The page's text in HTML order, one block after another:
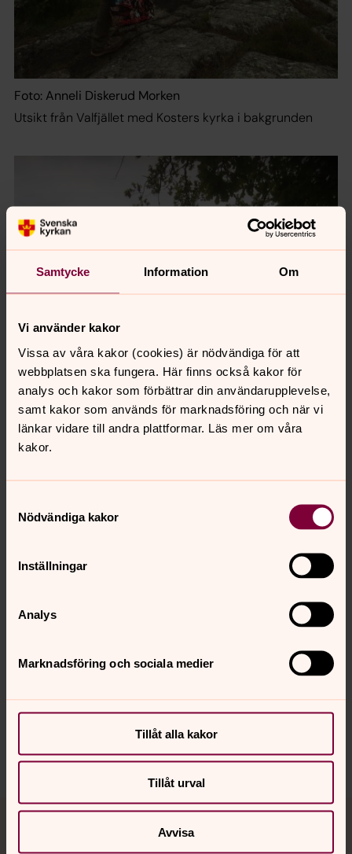
Samtycke Information Om
Vi använder kakor
Vissa av våra kakor (cookies) är nödvändiga för att
webbplatsen ska fungera. Här finns också kakor för
analys och kakor som förbättrar din användarupplevelse,
samt kakor som används för marknadsföring och när vi
länkar vidare till andra plattformar. Läs mer om våra
kakor.
Nödvändiga kakor
Inställningar
Analys
Marknadsföring och sociala medier
Tillåt alla kakor
Tillåt urval
Avvisa
Foto: Anneli Diskerud Morken
Utsikt från Valfjället med Kosters kyrka i bakgrunden
innehåll?
nordmarkens.pastorat@svenskakyrkan.se
Dela
Tillbaka till toppen
Tillbaka till innehållet